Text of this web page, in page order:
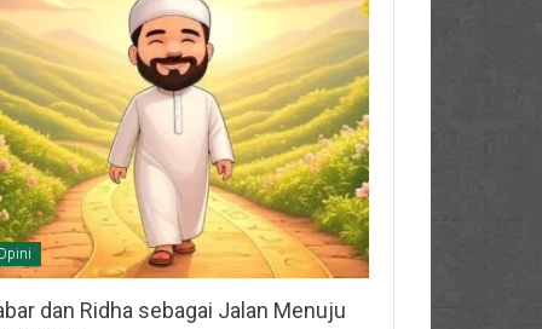
dan Ridha sebagai Jalan Menuju